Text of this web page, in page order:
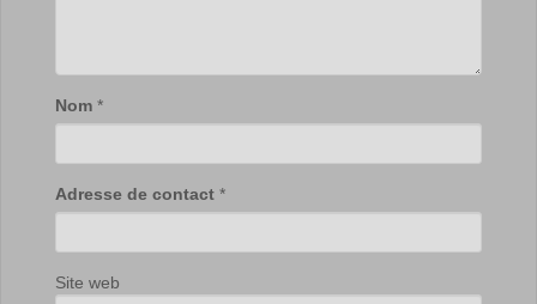
Nom *
Adresse de contact *
Site web